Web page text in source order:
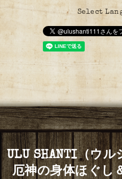
Select
ULU SHANTI（ウ
厄神の身体ほぐし